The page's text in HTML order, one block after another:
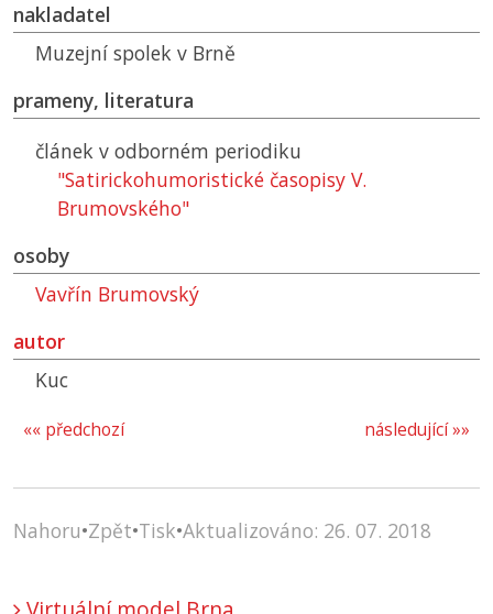
nakladatel
Muzejní spolek v Brně
prameny, literatura
článek v odborném periodiku
"Satirickohumoristické časopisy V.
Brumovského"
osoby
Vavřín Brumovský
autor
Kuc
následující »»
«« předchozí
Nahoru•Zpět•Tisk•Aktualizováno: 26. 07. 2018